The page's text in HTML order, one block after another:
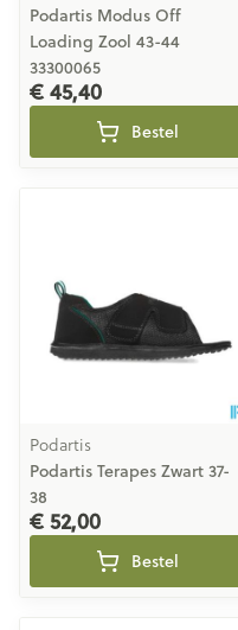
Podartis Modus Off
Loading Zool 43-44
33300065
€ 45,40
Bestel
Podartis
Podartis Terapes Zwart 37-
38
€ 52,00
Bestel